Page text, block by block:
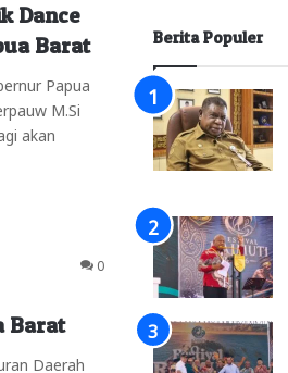
Dance
Barat
Papua
M.Si
akan
0
Barat
Daerah
Berita Populer